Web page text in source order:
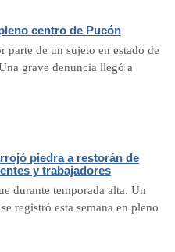
centro de Pucón
de un sujeto en estado de
grave denuncia llegó a
piedra a restorán de
y trabajadores
durante temporada alta. Un
registró esta semana en pleno